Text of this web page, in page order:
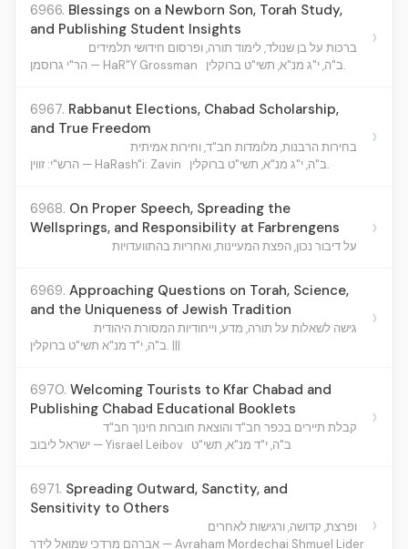
6966. Blessings on a Newborn Son, Torah Study,
and Publishing Student Insights
ברכות על בן שנולד, לימוד תורה, ופרסום חידושי תלמידים
הר"י גרוסמן — HaR"Y Grossman
ב"ה, י"ג מנ"א, תשי"ט ברוקלין.
›
6967. Rabbanut Elections, Chabad Scholarship,
and True Freedom
בחירות הרבנות, מלומדות חב"ד, וחירות אמיתית
הרש"י: זווין — HaRash"i: Zavin
ב"ה, י"ג מנ"א, תשי"ט ברוקלין.
›
6968. On Proper Speech, Spreading the
Wellsprings, and Responsibility at Farbrengens
על דיבור נכון, הפצת המעיינות, ואחריות בהתוועדויות
›
6969. Approaching Questions on Torah, Science,
and the Uniqueness of Jewish Tradition
גישה לשאלות על תורה, מדע, וייחודיות המסורת היהודית
ב"ה, י"ד מנ"א תשי"ט ברוקלין. |||
›
6970. Welcoming Tourists to Kfar Chabad and
Publishing Chabad Educational Booklets
קבלת תיירים בכפר חב"ד והוצאת חוברות חינוך חב"ד
ישראל ליבוב — Yisrael Leibov ב"ה, י"ד מנ"א, תשי"ט
›
6971. Spreading Outward, Sanctity, and
Sensitivity to Others
ופרצת, קדושה, ורגישות לאחרים
אברהם מרדכי שמואל לידר — Avraham Mordechai Shmuel Lider
›